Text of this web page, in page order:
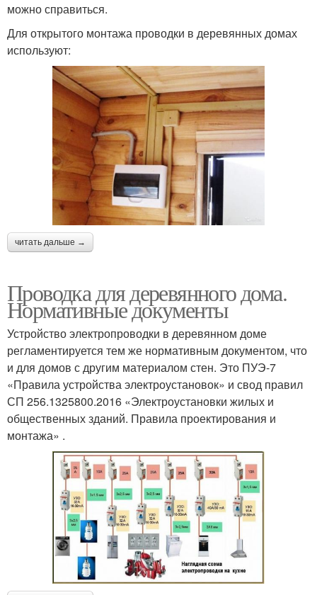
можно справиться.
Для открытого монтажа проводки в деревянных домах
используют:
читать дальше →
Проводка для деревянного дома.
Нормативные документы
Устройство электропроводки в деревянном доме
регламентируется тем же нормативным документом, что
и для домов с другим материалом стен. Это ПУЭ-7
«Правила устройства электроустановок» и свод правил
СП 256.1325800.2016 «Электроустановки жилых и
общественных зданий. Правила проектирования и
монтажа» .